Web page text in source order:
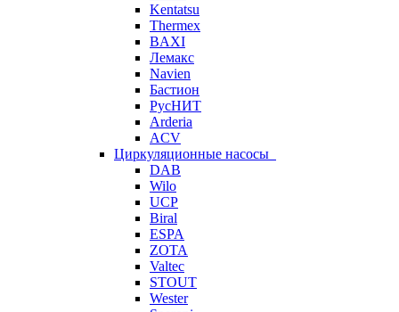
Kentatsu
Thermex
BAXI
Лемакс
Navien
Бастион
РусНИТ
Arderia
ACV
Циркуляционные насосы
DAB
Wilo
UCP
Biral
ESPA
ZOTA
Valtec
STOUT
Wester